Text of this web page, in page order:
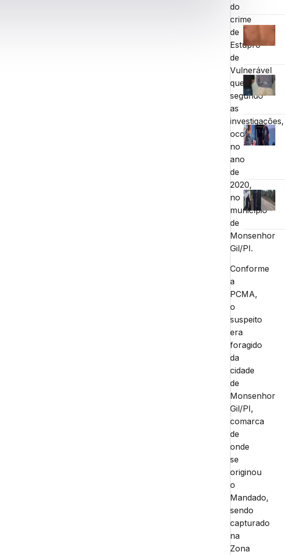
do
crime
de
Estupro
de
Vulnerável
que,
segundo
as
investigações,
ocorreu
no
ano
de
2020,
no
município
de
Monsenhor
Gil/PI.
Conforme
a
PCMA,
o
suspeito
era
foragido
da
cidade
de
Monsenhor
Gil/PI,
comarca
de
onde
se
originou
o
Mandado,
sendo
capturado
na
Zona